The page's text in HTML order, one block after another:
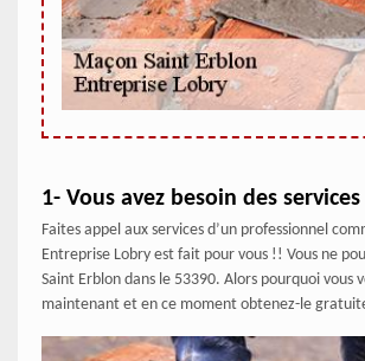
1- Vous avez besoin des
Faites appel aux services d’un professionnel
Entreprise Lobry est fait pour vous !! Vous ne
Saint Erblon dans le 53390. Alors pourquoi
maintenant et en ce moment obtenez-le